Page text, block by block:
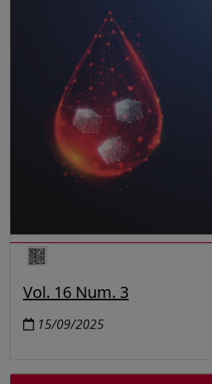
Vol. 16 Num. 3
15/09/2025